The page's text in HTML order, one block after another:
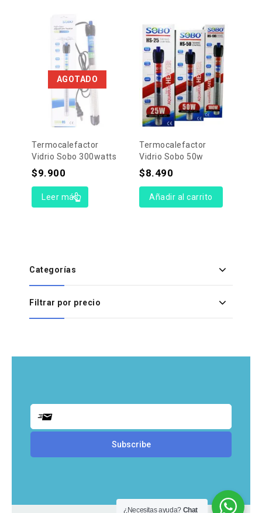
AGOTADO
Termocalefactor
Vidrio Sobo 300watts
$9.900
Leer más
Termocalefactor
Vidrio Sobo 50w
$8.490
Añadir al carrito
Categorías
Filtrar por precio
¿Necesitas ayuda? Chat